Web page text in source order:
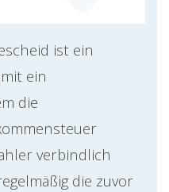
ist ein
ein
die
verbindlich
die zuvor